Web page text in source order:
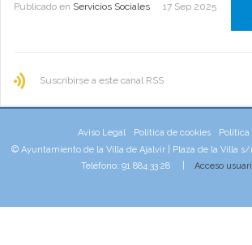
Publicado en Servicios Sociales 17 Sep 2025
Suscribirse a este canal RSS
Aviso Legal Política de cookies
© Ayuntamiento de la Villa de Ajalvir | Plaza de la Villa s/
Teléfono: 91 884 33 28 | Acceso